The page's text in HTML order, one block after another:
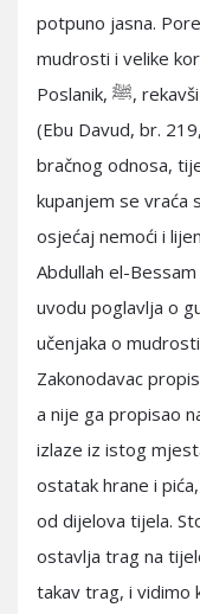
potpuno jasna.
mudrosti i velike
Poslanik, ﷺ, rekavši o gusulu: “To je ljepše, bolje i čišće.”
(Ebu Davud, br.
bračnog odnosa,
kupanjem se vraća
osjećaj nemoći i
Abdullah el-
uvodu poglavlja o
učenjaka o
Zakonodavac
a nije ga propisao
izlaze iz istog
ostatak hrane i
od dijelova tijela.
ostavlja trag na
takav trag, i vidimo